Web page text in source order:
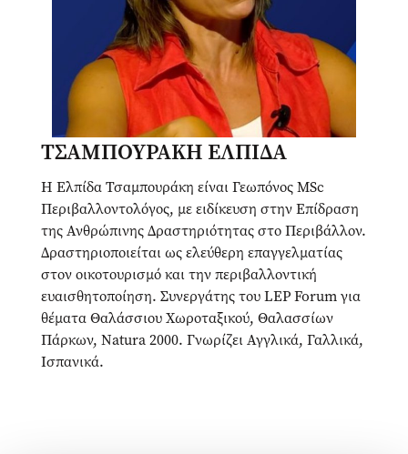
ΤΣΑΜΠΟΥΡΑΚΗ ΕΛΠΙΔΑ
Η Ελπίδα Τσαμπουράκη είναι Γεωπόνος MSc
Περιβαλλοντολόγος, με ειδίκευση στην Επίδραση
της Ανθρώπινης Δραστηριότητας στο Περιβάλλον.
Δραστηριοποιείται ως ελεύθερη επαγγελματίας
στον οικοτουρισμό και την περιβαλλοντική
ευαισθητοποίηση. Συνεργάτης του LEP Forum για
θέματα Θαλάσσιου Χωροταξικού, Θαλασσίων
Πάρκων, Natura 2000. Γνωρίζει Αγγλικά, Γαλλικά,
Ισπανικά.